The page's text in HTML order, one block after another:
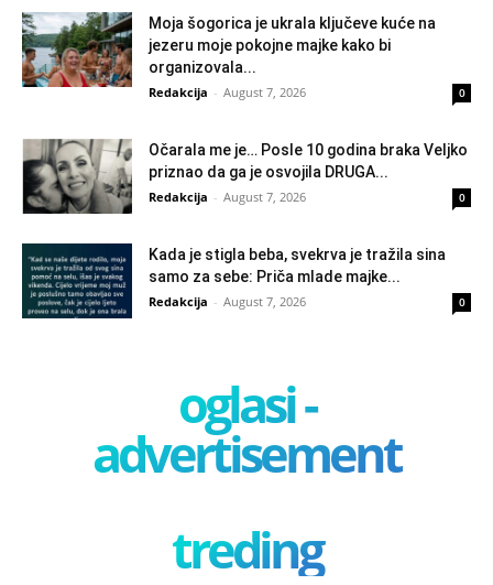
Moja šogorica je ukrala ključeve kuće na
jezeru moje pokojne majke kako bi
organizovala...
Redakcija - August 7, 2026 0
Očarala me je… Posle 10 godina braka Veljko
priznao da ga je osvojila DRUGA...
Redakcija - August 7, 2026 0
Kada je stigla beba, svekrva je tražila sina
samo za sebe: Priča mlade majke...
Redakcija - August 7, 2026 0
oglasi -
advertisement
treding